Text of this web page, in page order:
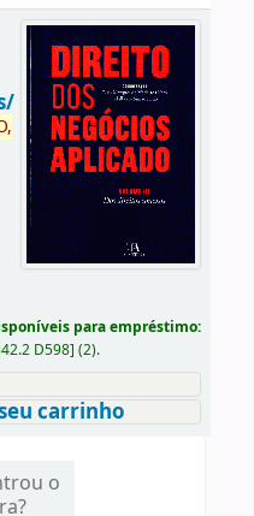
para empréstimo:
D598] (2).
carrinho
o